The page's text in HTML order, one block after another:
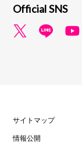
Official SNS
サイトマップ
情報公開